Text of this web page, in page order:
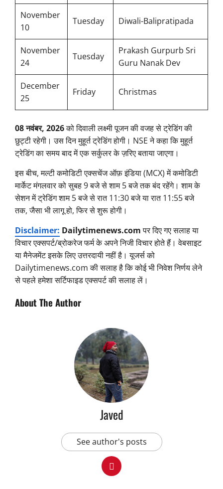
November
10
Tuesday Diwali-Balipratipada
November
24
Tuesday
Prakash Gurpurb Sri
Guru Nanak Dev
December
25
Friday Christmas
08 नवंबर, 2026को दिवाली लक्ष्मी पूजन की वजह से ट्रेडिंग की
छुट्टी रहेगी। उस दिन मुहूर्त ट्रेडिंग होगी। NSE ने कहा कि मुहूर्त
ट्रेडिंग का समय बाद में एक सर्कुलर के ज़रिए बताया जाएगा।
इस बीच, मल्टी कमोडिटी एक्सचेंज ऑफ़ इंडिया (MCX) में कमोडिटी
मार्केट मंगलवार को सुबह 9 बजे से शाम 5 बजे तक बंद रहेंगे। शाम के
सेशन में ट्रेडिंग शाम 5 बजे से रात 11:30 बजे या रात 11:55 बजे
तक, जैसा भी लागू हो, फिर से शुरू होगी।
Disclaimer: Dailytimenews.comपर दिए गए सलाह या
विचार एक्सपर्ट/ब्रोकरेज फर्म के अपने निजी विचार होते हैं। वेबसाइट
या मैनेजमेंट इसके लिए उत्तरदायी नहीं है। यूजर्स को
Dailytimenews.com की सलाह है कि कोई भी निवेश निर्णय लेने
से पहले हमेशा सर्टिफाइड एक्सपर्ट की सलाह लें।
About The Author
Javed
See author's posts